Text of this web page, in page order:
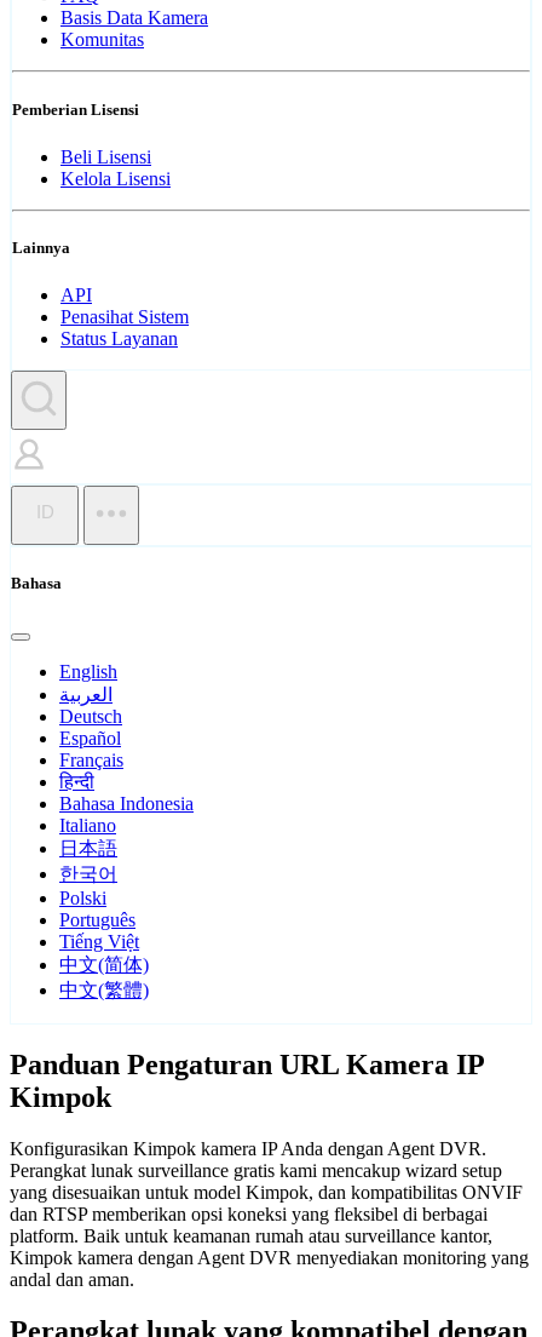
Basis Data Kamera
Komunitas
Pemberian Lisensi
Beli Lisensi
Kelola Lisensi
Lainnya
API
Penasihat Sistem
Status Layanan
ID
Bahasa
English
العربية
Deutsch
Español
Français
हिन्दी
Bahasa Indonesia
Italiano
日本語
한국어
Polski
Português
Tiếng Việt
中文(简体)
中文(繁體)
Panduan Pengaturan URL Kamera IP
Kimpok
Konfigurasikan Kimpok kamera IP Anda dengan Agent DVR.
Perangkat lunak surveillance gratis kami mencakup wizard setup
yang disesuaikan untuk model Kimpok, dan kompatibilitas ONVIF
dan RTSP memberikan opsi koneksi yang fleksibel di berbagai
platform. Baik untuk keamanan rumah atau surveillance kantor,
Kimpok kamera dengan Agent DVR menyediakan monitoring yang
andal dan aman.